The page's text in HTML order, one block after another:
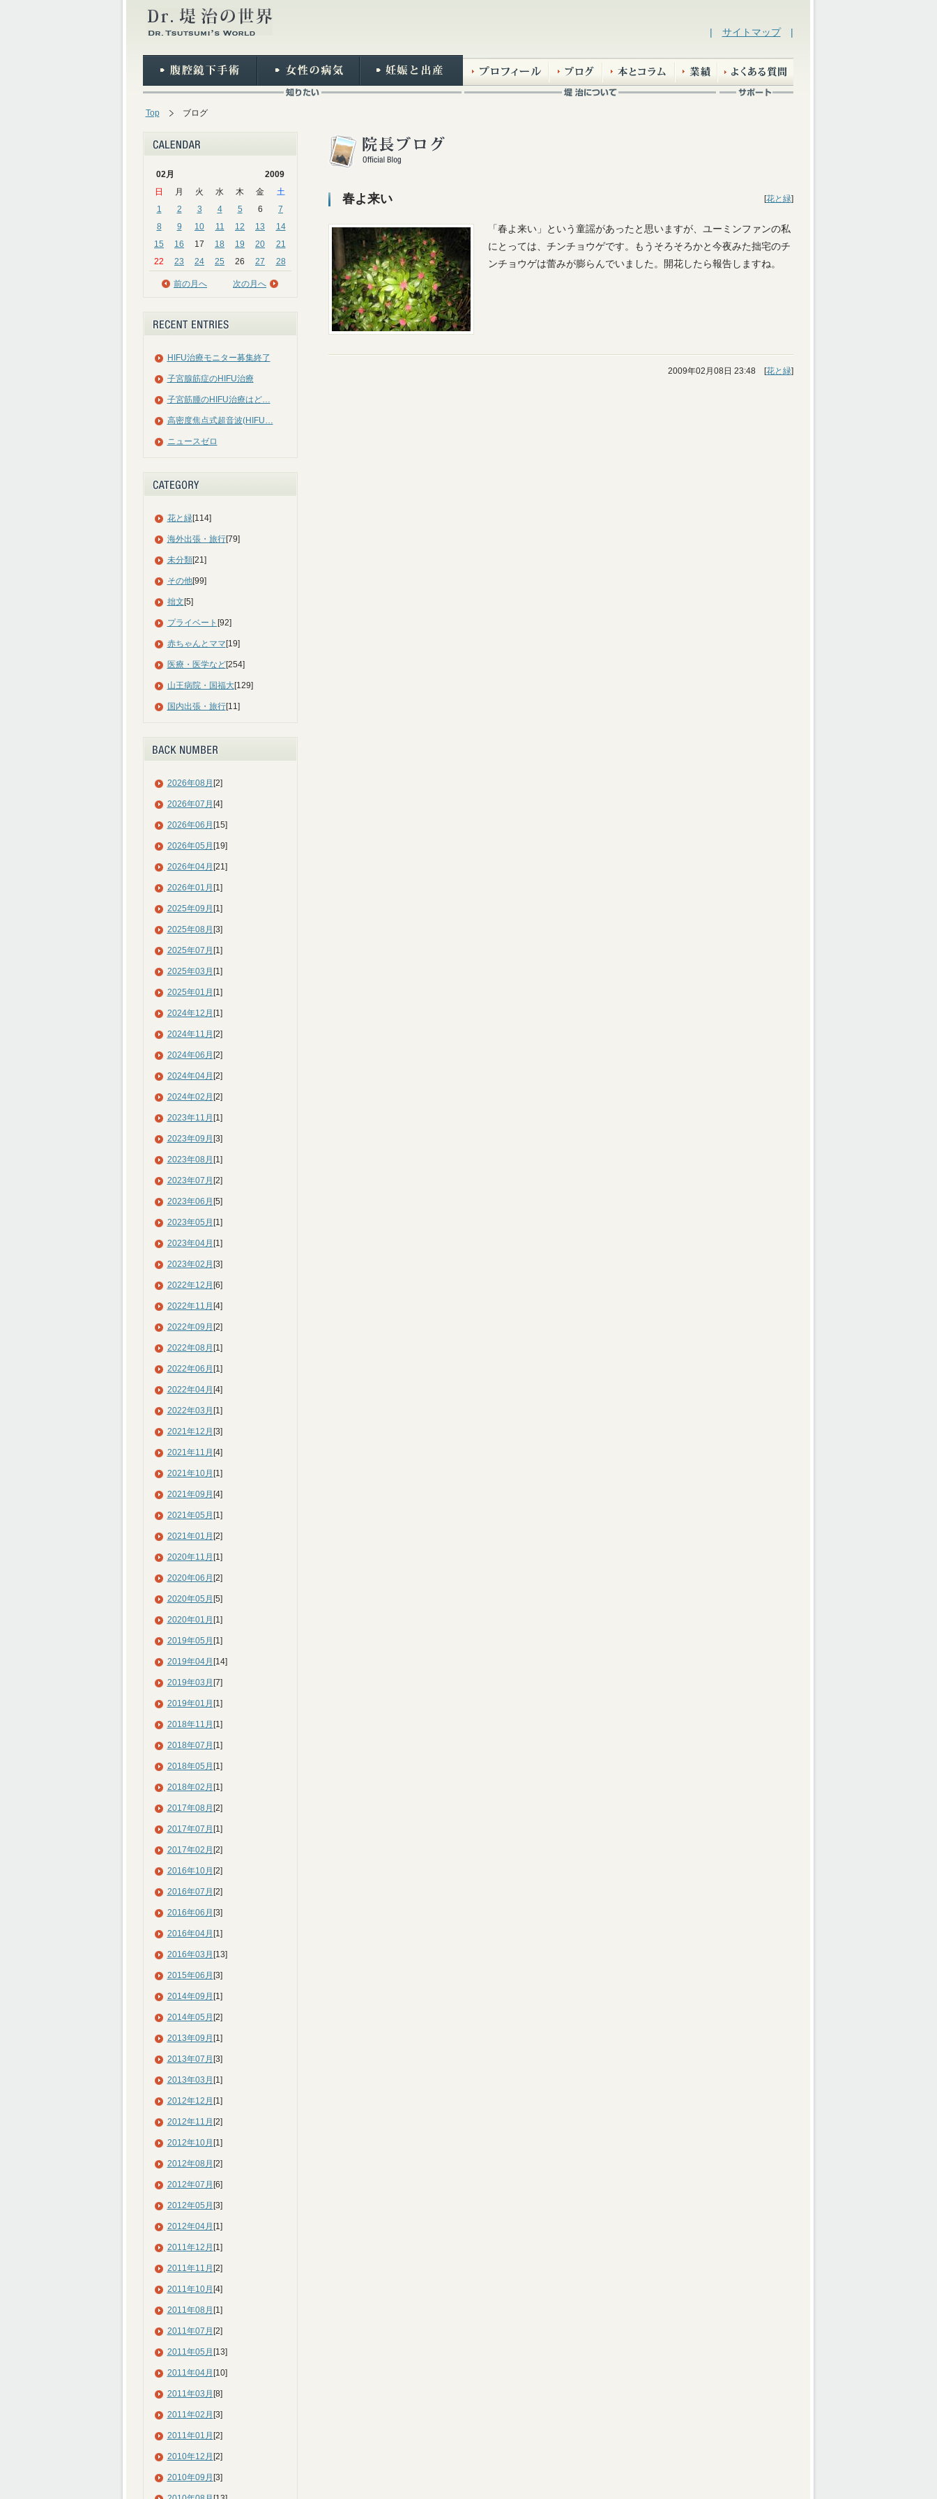
| サイトマップ|
Top ブログ
02月
2009
日
月 火 水 木 金
土
1
2 3 4 5 6
7
8
9 10 11 12 13
14
15
16 17 18 19 20
21
22
23 24 25 26 27 28
前の月へ 次の月へ
HIFU治療モニター募集終了
子宮腺筋症のHIFU治療
子宮筋腫のHIFU治療はど…
高密度焦点式超音波(HIFU…
ニュースゼロ
花と緑[114]
海外出張・旅行[79]
未分類[21]
その他[99]
拙文 [5]
プライベート [92]
赤ちゃんとママ [19]
医療・医学など[254]
山王病院・国福大[129]
国内出張・旅行[11]
2026年08月 [2]
2026年07月 [4]
2026年06月 [15]
2026年05月 [19]
2026年04月 [21]
2026年01月 [1]
2025年09月 [1]
2025年08月 [3]
2025年07月 [1]
2025年03月 [1]
2025年01月 [1]
2024年12月 [1]
2024年11月 [2]
2024年06月 [2]
2024年04月 [2]
2024年02月 [2]
2023年11月 [1]
2023年09月 [3]
2023年08月 [1]
2023年07月 [2]
2023年06月 [5]
2023年05月 [1]
2023年04月 [1]
2023年02月 [3]
2022年12月 [6]
2022年11月 [4]
2022年09月 [2]
2022年08月 [1]
2022年06月 [1]
2022年04月 [4]
2022年03月 [1]
2021年12月 [3]
2021年11月 [4]
2021年10月 [1]
2021年09月 [4]
2021年05月 [1]
2021年01月 [2]
2020年11月 [1]
2020年06月 [2]
2020年05月 [5]
2020年01月 [1]
2019年05月 [1]
2019年04月 [14]
2019年03月 [7]
2019年01月 [1]
2018年11月 [1]
2018年07月 [1]
2018年05月 [1]
2018年02月 [1]
2017年08月 [2]
2017年07月 [1]
2017年02月 [2]
2016年10月 [2]
2016年07月 [2]
2016年06月 [3]
2016年04月 [1]
2016年03月 [13]
2015年06月 [3]
2014年09月 [1]
2014年05月 [2]
2013年09月 [1]
2013年07月 [3]
2013年03月 [1]
2012年12月 [1]
2012年11月 [2]
2012年10月 [1]
2012年08月 [2]
2012年07月 [6]
2012年05月 [3]
2012年04月 [1]
2011年12月 [1]
2011年11月 [2]
2011年10月 [4]
2011年08月 [1]
2011年07月 [2]
2011年05月 [13]
2011年04月 [10]
2011年03月 [8]
2011年02月 [3]
2011年01月 [2]
2010年12月 [2]
2010年09月 [3]
春よ来い [花と緑]
「春よ来い」という童謡があったと思いますが、ユーミンファンの私
にとっては、チンチョウゲです。もうそろそろかと今夜みた拙宅のチ
ンチョウゲは蕾みが膨らんでいました。開花したら報告しますね。
2009年02月08日 23:48 [花と緑]